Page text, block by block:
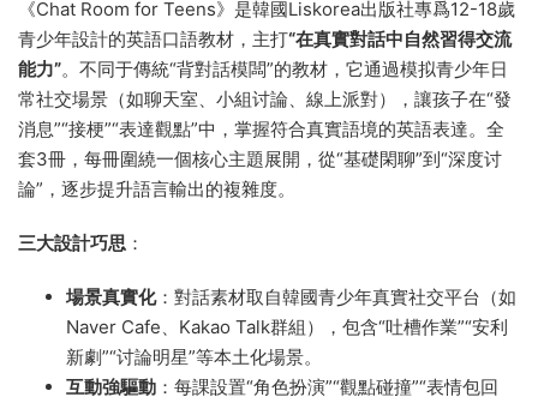
《Chat Room for Teens》是韓國Liskorea出版社專爲12-18歲
青少年設計的英語口語教材，主打“在真實對話中自然習得交流
能力”。不同于傳統“背對話模闆”的教材，它通過模拟青少年日
常社交場景（如聊天室、小組讨論、線上派對），讓孩子在“發
消息”“接梗”“表達觀點”中，掌握符合真實語境的英語表達。全
套3冊，每冊圍繞一個核心主題展開，從“基礎閑聊”到“深度讨
論”，逐步提升語言輸出的複雜度。
三大設計巧思 ：
場景真實化：對話素材取自韓國青少年真實社交平台（如
Naver Cafe、Kakao Talk群組），包含“吐槽作業”“安利
新劇”“讨論明星”等本土化場景。
互動強驅動 ：每課設置“角色扮演”“觀點碰撞”“表情包回